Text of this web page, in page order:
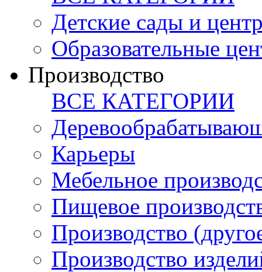
Детские сады и
Образовательные
Производство
ВСЕ КАТЕГОРИИ
Карьеры
Мебельное
Пищевое
Производство
Производство